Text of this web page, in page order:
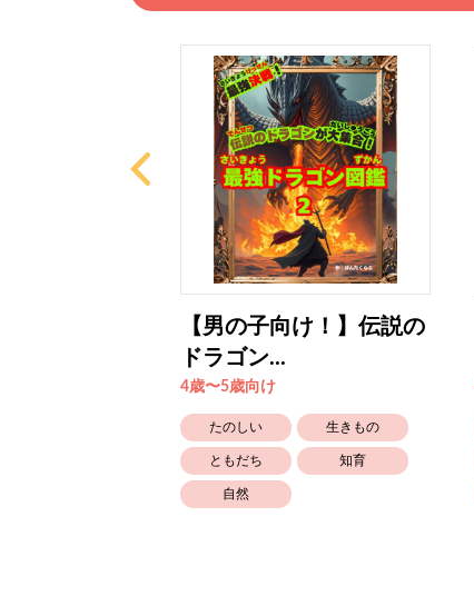
【男の子向け！】伝説の
ドラゴン...
4歳〜5歳向け
たのしい 生きもの
ともだち 知育
自然